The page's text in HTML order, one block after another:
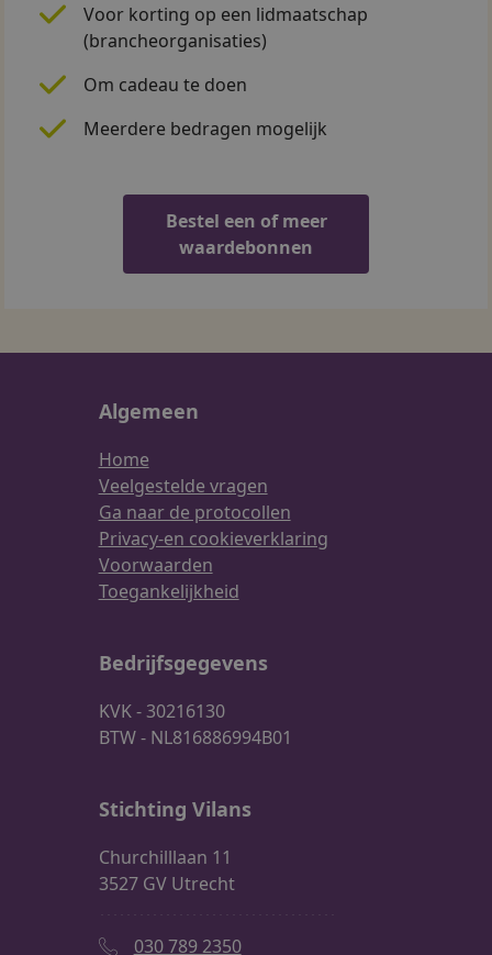
Voor korting op een lidmaatschap
(brancheorganisaties)
Om cadeau te doen
Meerdere bedragen mogelijk
Bestel een of meer
waardebonnen
Algemeen
Home
Veelgestelde vragen
Ga naar de protocollen
Privacy-en cookieverklaring
Voorwaarden
Toegankelijkheid
Bedrijfsgegevens
KVK - 30216130
BTW - NL816886994B01
Stichting Vilans
Churchilllaan 11
3527 GV Utrecht
030 789 2350